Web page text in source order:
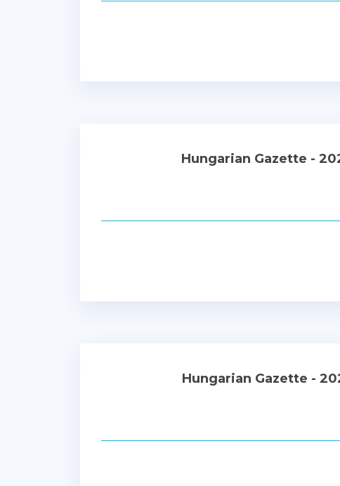
Hungarian Gazette -
Hungarian Gazette -